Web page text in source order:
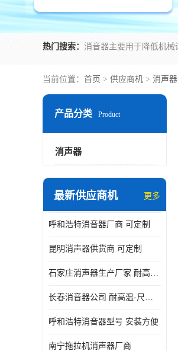
热门搜索：
当前位置： 首页 > 供应商机 > 消声器
产品分类 Product
消声器
最新供应商机 更多
呼和浩特消音器厂商 可定制
昆明消声器供货商 可定制
石家庄消声器生产厂家 耐高温-尺寸可定制
长春消音器公司 耐高温-尺寸可定制
呼和浩特消音器型号 安装方便
南宁拖拉机消声器厂商